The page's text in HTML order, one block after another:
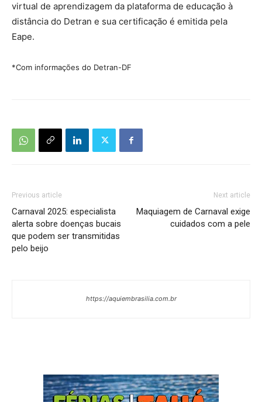
virtual de aprendizagem da plataforma de educação à
distância do Detran e sua certificação é emitida pela
Eape.
*Com informações do Detran-DF
Previous article
Carnaval 2025: especialista
alerta sobre doenças bucais
que podem ser transmitidas
pelo beijo
Next article
Maquiagem de Carnaval exige
cuidados com a pele
https://aquiembrasilia.com.br